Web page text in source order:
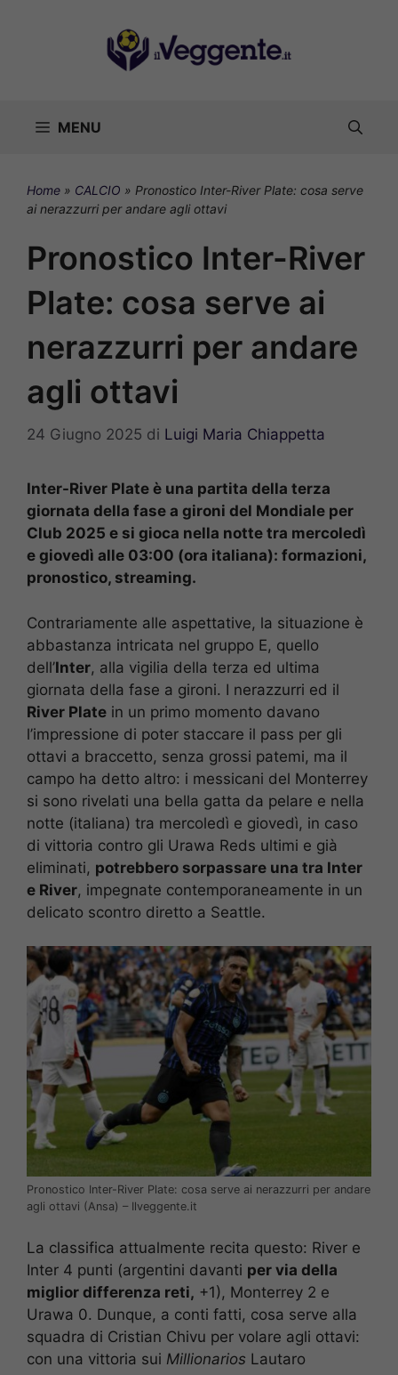
MENU
Home » CALCIO » Pronostico Inter-River Plate: cosa serve
ai nerazzurri per andare agli ottavi
Pronostico Inter-River
Plate: cosa serve ai
nerazzurri per andare
agli ottavi
24 Giugno 2025 di Luigi Maria Chiappetta
Inter-River Plate è una partita della terza
giornata della fase a gironi del Mondiale per
Club 2025 e si gioca nella notte tra mercoledì
e giovedì alle 03:00 (ora italiana): formazioni,
pronostico, streaming.
Contrariamente alle aspettative, la situazione è
abbastanza intricata nel gruppo E, quello
dell’Inter, alla vigilia della terza ed ultima
giornata della fase a gironi. I nerazzurri ed il
River Plate in un primo momento davano
l’impressione di poter staccare il pass per gli
ottavi a braccetto, senza grossi patemi, ma il
campo ha detto altro: i messicani del Monterrey
si sono rivelati una bella gatta da pelare e nella
notte (italiana) tra mercoledì e giovedì, in caso
di vittoria contro gli Urawa Reds ultimi e già
eliminati, potrebbero sorpassare una tra Inter
e River, impegnate contemporaneamente in un
delicato scontro diretto a Seattle.
Pronostico Inter-River Plate: cosa serve ai nerazzurri per andare
agli ottavi (Ansa) – Ilveggente.it
La classifica attualmente recita questo: River e
Inter 4 punti (argentini davanti per via della
miglior differenza reti, +1), Monterrey 2 e
Urawa 0. Dunque, a conti fatti, cosa serve alla
squadra di Cristian Chivu per volare agli ottavi:
con una vittoria sui Millionarios Lautaro